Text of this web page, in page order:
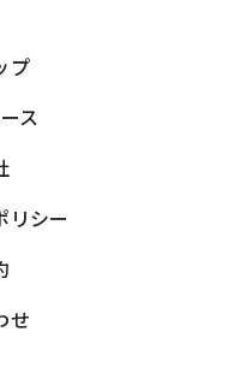
プ
ス
リシー
せ